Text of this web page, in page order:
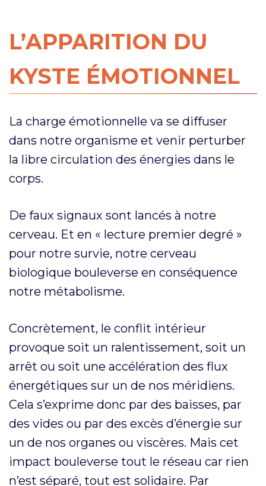
L’APPARITION DU
KYSTE ÉMOTIONNEL
La charge émotionnelle va se diffuser
dans notre organisme et venir perturber
la libre circulation des énergies dans le
corps.
De faux signaux sont lancés à notre
cerveau. Et en « lecture premier degré »
pour notre survie, notre cerveau
biologique bouleverse en conséquence
notre métabolisme.
Concrètement, le conflit intérieur
provoque soit un ralentissement, soit un
arrêt ou soit une accélération des flux
énergétiques sur un de nos méridiens.
Cela s’exprime donc par des baisses, par
des vides ou par des excès d’énergie sur
un de nos organes ou viscères. Mais cet
impact bouleverse tout le réseau car rien
n’est séparé, tout est solidaire. Par